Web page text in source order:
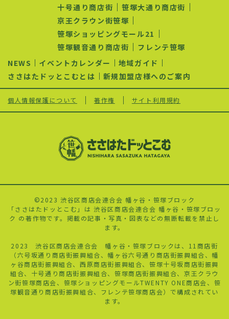
十号通り商店街
笹塚大通り商店街
京王クラウン街笹塚
笹塚ショッピングモール21
笹塚観音通り商店街
フレンテ笹塚
NEWS
イベントカレンダー
地域ガイド
ささはたドッとこむとは
新規加盟店様へのご案内
個人情報保護について 著作権 サイト利用規約
©2023 渋谷区商店会連合会 幡ヶ谷・笹塚ブロック
「ささはたドッとこむ」は 渋谷区商店会連合会 幡ヶ谷・笹塚ブロッ
ク の著作物です。掲載の記事・写真・図表などの無断転載を禁止し
ます。
2023 渋谷区商店会連合会 幡ヶ谷・笹塚ブロックは、11商店街
（六号坂通り商店街振興組合、幡ヶ谷六号通り商店街振興組合、幡
ヶ谷商店街振興組合、西原商店街振興組合、 笹塚十号坂商店街振興
組合、十号通り商店街振興組合、笹塚商店街振興組合、京王クラウ
ン街笹塚商店会、笹塚ショッピングモールTWENTY ONE商店会、笹
塚観音通り商店街振興組合、フレンテ笹塚商店会）で構成されてい
ます。